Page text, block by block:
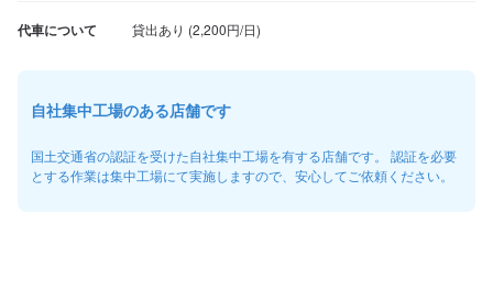
代車について
自社集中工場のある店舗です
国土交通省の認証を受けた自社集中工場を有する店舗です。 認証を必要
とする作業は集中工場にて実施しますので、安心してご依頼ください。